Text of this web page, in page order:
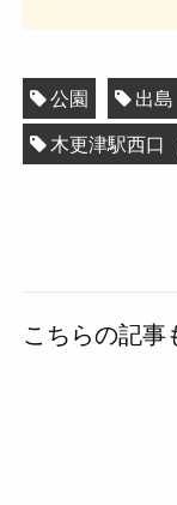
公園 出島
木更津駅西口
こちらの記事